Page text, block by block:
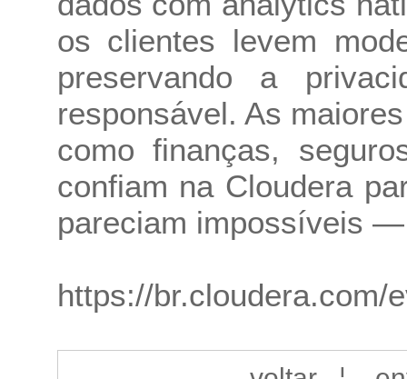
os clientes levem
preservando a
responsável. As
como finanças,
confiam na Cloudera
pareciam impossíveis
https://br.cloudera.com/